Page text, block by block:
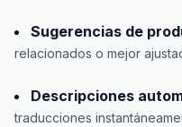
Sugerencias de
relacionados o mejor
Descripciones
traducciones